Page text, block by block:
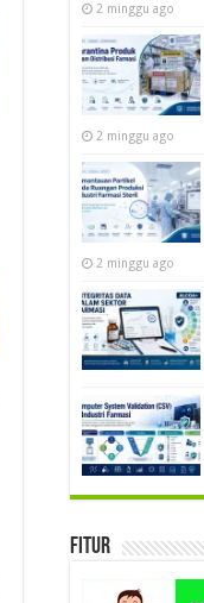
2 minggu ago
2 minggu ago
2 minggu ago
Fitur